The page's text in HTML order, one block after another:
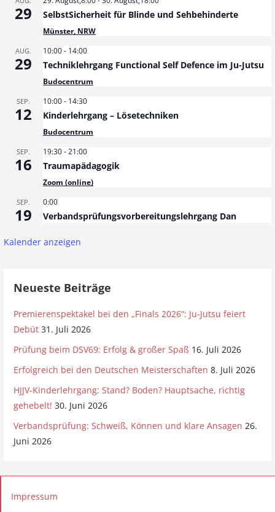
29 SelbstSicherheit für Blinde und Sehbehinderte
Münster, NRW
AUG.
29
10:00- 14:00
Techniklehrgang Functional Self Defence im Ju-Jutsu
Budocentrum
SEP.
12
10:00- 14:30
Kinderlehrgang – Lösetechniken
Budocentrum
SEP.
16
19:30-21:00
Traumapädagogik
Zoom (online)
SEP.
19
0:00
Verbandsprüfungsvorbereitungslehrgang Dan
Kalender anzeigen
Neueste Beiträge
Premierenspektakel bei den „Finals 2026“: Ju-Jutsu feiert
Debüt 31. Juli 2026
Prüfung beim DSV69: Erfolg & großer Spaß 16. Juli 2026
Erfolgreich bei den Deutschen Meisterschaften 8. Juli 2026
HJJV-Kinderlehrgang: Stand? Boden? Hauptsache, richtig
gehebelt! 30. Juni 2026
Verbandsprüfung: Schweiß, Können und klare Ansagen 26.
Juni 2026
Impressum